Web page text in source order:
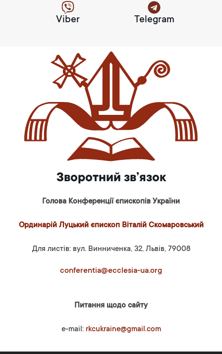
Viber Telegram
Зворотний зв’язок
Голова Конференції єпископів України
Ординарій Луцький єпископ Віталій Скомаровський
Для листів: вул. Винниченка, 32, Львів, 79008
conferentia@ecclesia-ua.org
Питання щодо сайту
e-mail: rkcukraine@gmail.com